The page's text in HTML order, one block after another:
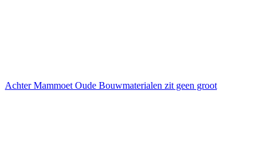
Achter Mammoet Oude Bouwmaterialen zit geen groot